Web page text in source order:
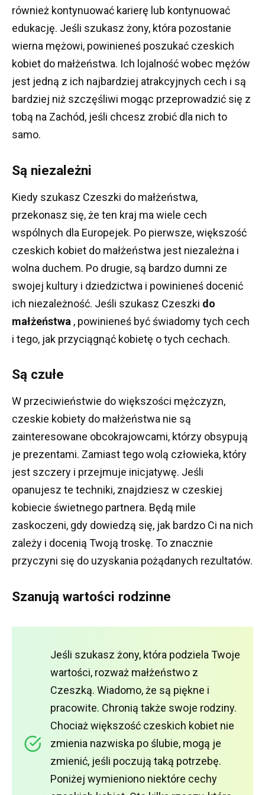
również kontynuować karierę lub kontynuować
edukację. Jeśli szukasz żony, która pozostanie
wierna mężowi, powinieneś poszukać czeskich
kobiet do małżeństwa. Ich lojalność wobec mężów
jest jedną z ich najbardziej atrakcyjnych cech i są
bardziej niż szczęśliwi mogąc przeprowadzić się z
tobą na Zachód, jeśli chcesz zrobić dla nich to
samo.
Są niezależni
Kiedy szukasz Czeszki do małżeństwa,
przekonasz się, że ten kraj ma wiele cech
wspólnych dla Europejek. Po pierwsze, większość
czeskich kobiet do małżeństwa jest niezależna i
wolna duchem. Po drugie, są bardzo dumni ze
swojej kultury i dziedzictwa i powinieneś docenić
ich niezależność. Jeśli szukasz Czeszki do
małżeństwa , powinieneś być świadomy tych cech
i tego, jak przyciągnąć kobietę o tych cechach.
Są czułe
W przeciwieństwie do większości mężczyzn,
czeskie kobiety do małżeństwa nie są
zainteresowane obcokrajowcami, którzy obsypują
je prezentami. Zamiast tego wolą człowieka, który
jest szczery i przejmuje inicjatywę. Jeśli
opanujesz te techniki, znajdziesz w czeskiej
kobiecie świetnego partnera. Będą mile
zaskoczeni, gdy dowiedzą się, jak bardzo Ci na nich
zależy i docenią Twoją troskę. To znacznie
przyczyni się do uzyskania pożądanych rezultatów.
Szanują wartości rodzinne
Jeśli szukasz żony, która podziela Twoje
wartości, rozważ małżeństwo z
Czeszką. Wiadomo, że są piękne i
pracowite. Chronią także swoje rodziny.
Chociaż większość czeskich kobiet nie
zmienia nazwiska po ślubie, mogą je
zmienić, jeśli poczują taką potrzebę.
Poniżej wymieniono niektóre cechy